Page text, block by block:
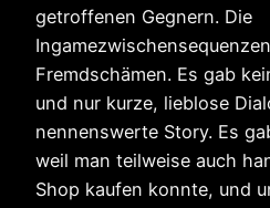
getroffenen Gegnern. Die
Fremdschämen. Es gab
und nur kurze, lieblose
nennenswerte Story. Es
weil man teilweise auch
Shop kaufen konnte, und